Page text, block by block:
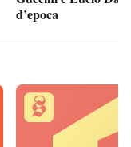
d’epoca